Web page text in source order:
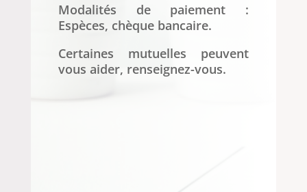
Modalités de paiement :
Espèces, chèque bancaire.
Certaines mutuelles peuvent
vous aider, renseignez-vous.